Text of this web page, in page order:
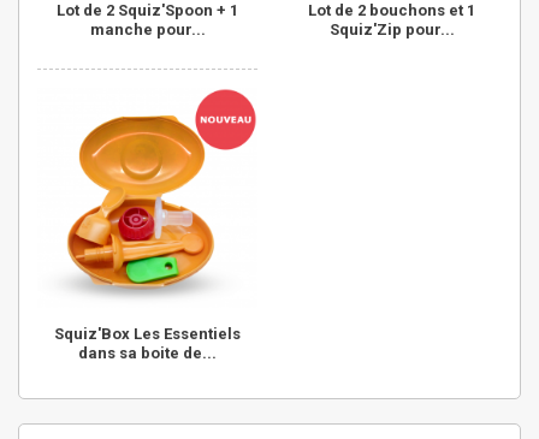
Lot de 2 Squiz'Spoon + 1
manche pour...
Lot de 2 bouchons et 1
Squiz'Zip pour...
Squiz'Box Les Essentiels
dans sa boite de...